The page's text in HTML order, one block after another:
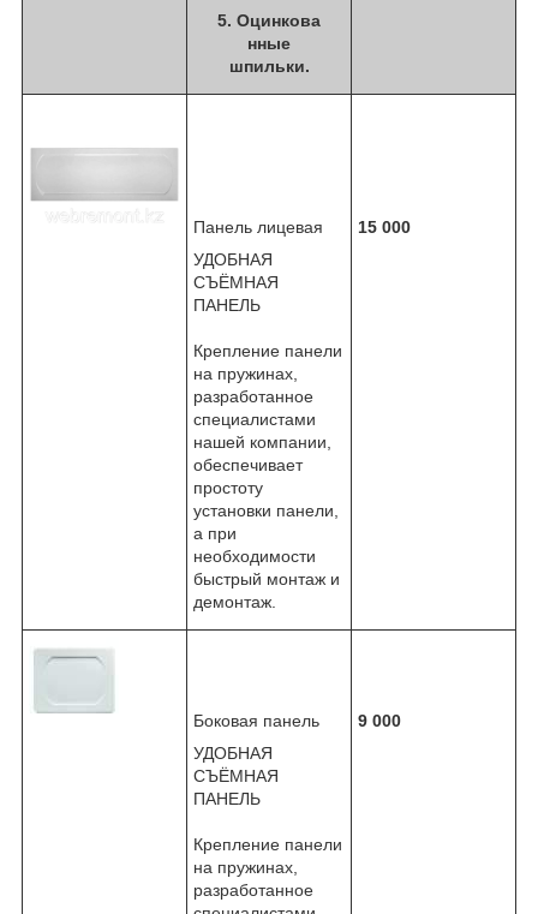
Оцинкова
нные
шпильки.
Панель лицевая
УДОБНАЯ
СЪЁМНАЯ
ПАНЕЛЬ
Крепление панели
на пружинах,
разработанное
специалистами
нашей компании,
обеспечивает
простоту
установки панели,
а при
необходимости
быстрый монтаж и
демонтаж.
15 000
Боковая панель
УДОБНАЯ
СЪЁМНАЯ
ПАНЕЛЬ
Крепление панели
на пружинах,
разработанное
9 000